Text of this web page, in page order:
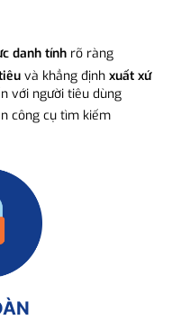
danh tính rõ ràng
và khẳng định xuất xứ
với người tiêu dùng
công cụ tìm kiếm